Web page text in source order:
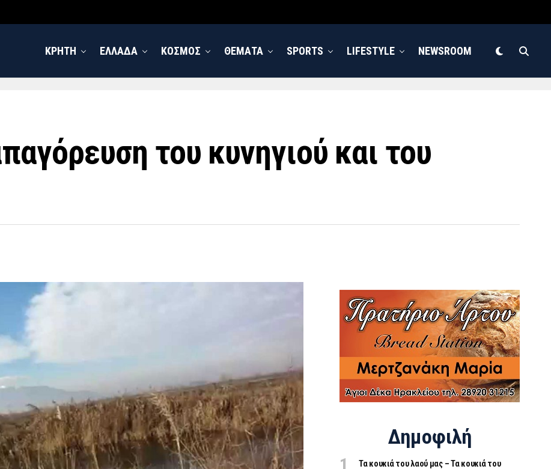
ΚΡΗΤΗ ΕΛΛΑΔΑ ΚΟΣΜΟΣ ΘΕΜΑΤΑ SPORTS LIFESTYLE NEWSROOM
του κυνηγιού και του
Δημοφιλή
Τα κουκιά του λαού μας – Τα κουκιά του